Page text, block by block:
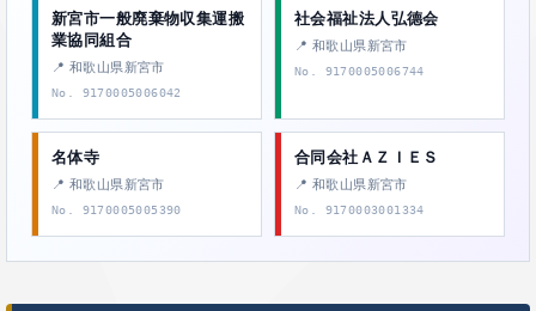
新宮市一般廃棄物収集運搬
業協同組合
📍 和歌山県新宮市
No. 9170005006042
社会福祉法人弘德会
📍 和歌山県新宮市
No. 9170005006744
名体寺
📍 和歌山県新宮市
No. 9170005005390
合同会社ＡＺＩＥＳ
📍 和歌山県新宮市
No. 9170003001334